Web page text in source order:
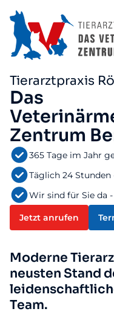
Tierarztpraxis
Das
Zentrum
365 Tage im Jahr
Täglich 24
Wir sind für Sie da
Jetzt anrufen
Moderne
neusten Stand
Team.